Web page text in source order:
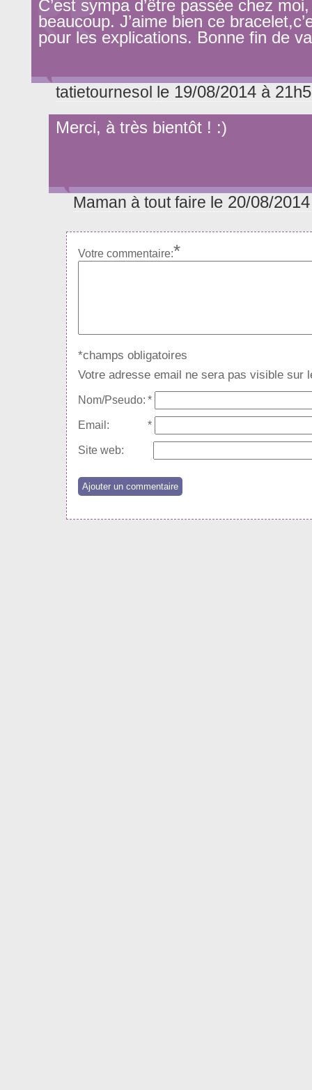
C’est sympa d’être passée chez
beaucoup. J’aime bien ce
pour les explications. Bonne fin de
tatietournesol
le 19/08/2014 à
Merci, à très bientôt ! :)
Maman à tout faire le 20/08/
Votre commentaire:*
*champs obligatoires
Votre adresse email ne sera pas visible sur
Nom/Pseudo: *
Email: *
Site web: